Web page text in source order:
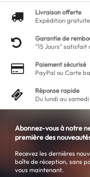
Livraison offerte
Expédition
Garantie de
"15 Jours" satisfait
Paiement sécurisé
PayPal ou Carte
Réponse rapide
Du lundi au samedi
Abonnez-vous à notre
première des
Recevez les dernières
boîte de réception, sans
vous maintenant.